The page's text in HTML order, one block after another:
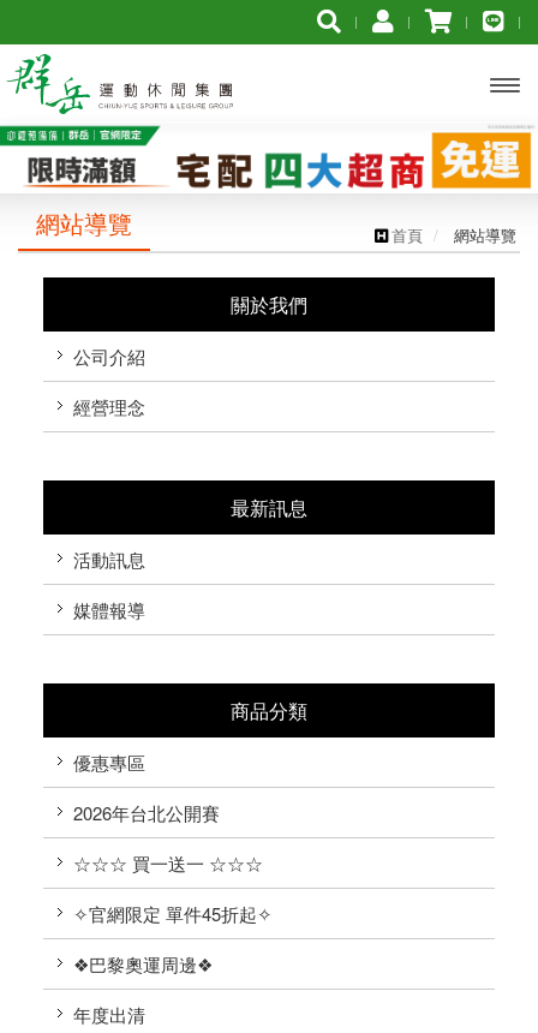
主選
首頁 網站導覽
網站導覽
關於我們
公司介紹
經營理念
最新訊息
活動訊息
媒體報導
商品分類
優惠專區
2026年台北公開賽
☆☆☆ 買一送一 ☆☆☆
✧官網限定 單件45折起✧
❖巴黎奧運周邊❖
年度出清